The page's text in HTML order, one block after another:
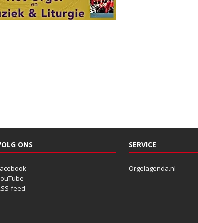
ONS
feed
SERVICE
Orgelagenda.nl